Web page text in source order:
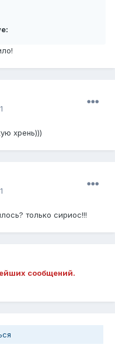
хрень)))
только сириос!!!
сообщений.